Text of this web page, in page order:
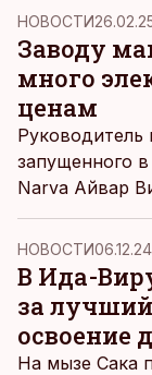
вакансий
координаторы
НОВОСТИ
Заводу
много
ценам
Руководитель
запущенного
Narva Айвар
сообщили, что
партнерами,
дешевым
полезны
отопление.
НОВОСТИ
В Ида-
за
освоение
На мызе Сака